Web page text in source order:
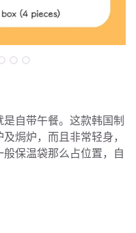
自带午餐。这款韩国制
焗炉，而且非常轻身，
保温袋那么占位置，自